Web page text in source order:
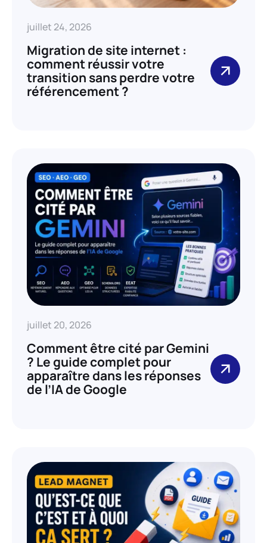
juillet 24, 2026
Migration de site internet :
comment réussir votre
transition sans perdre votre
référencement ?
juillet 20, 2026
Comment être cité par Gemini
? Le guide complet pour
apparaître dans les réponses
de l’IA de Google